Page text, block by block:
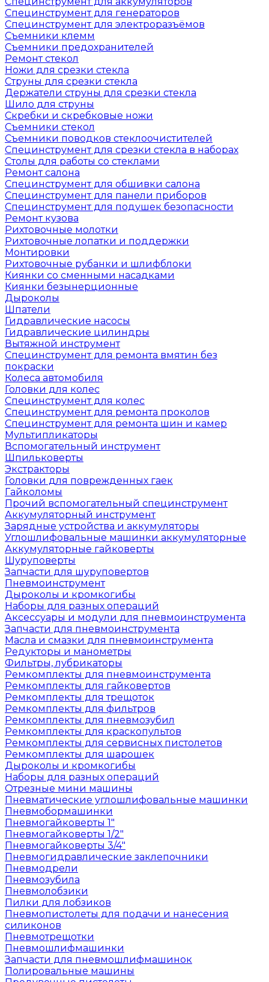
Специнструмент для генераторов
Специнструмент для электроразъёмов
Съемники клемм
Съемники предохранителей
Ремонт стекол
Ножи для срезки стекла
Струны для срезки стекла
Держатели струны для срезки стекла
Шило для струны
Скребки и скребковые ножи
Съемники стекол
Съемники поводков стеклоочистителей
Специнструмент для срезки стекла в наборах
Столы для работы со стеклами
Ремонт салона
Специнструмент для обшивки салона
Специнструмент для панели приборов
Специнструмент для подушек безопасности
Ремонт кузова
Рихтовочные молотки
Рихтовочные лопатки и поддержки
Монтировки
Рихтовочные рубанки и шлифблоки
Киянки со сменными насадками
Киянки безынерционные
Дыроколы
Шпатели
Гидравлические насосы
Гидравлические цилиндры
Вытяжной инструмент
Специнструмент для ремонта вмятин без
покраски
Колеса автомобиля
Головки для колес
Специнструмент для колес
Специнструмент для ремонта проколов
Специнструмент для ремонта шин и камер
Мультипликаторы
Вспомогательный инструмент
Шпильковерты
Экстракторы
Головки для поврежденных гаек
Гайколомы
Прочий вспомогательный специнструмент
Аккумуляторный инструмент
Зарядные устройства и аккумуляторы
Углошлифовальные машинки аккумуляторные
Аккумуляторные гайковерты
Шуруповерты
Запчасти для шуруповертов
Пневмоинструмент
Дыроколы и кромкогибы
Наборы для разных операций
Аксессуары и модули для пневмоинструмента
Запчасти для пневмоинструмента
Масла и смазки для пневмоинструмента
Редукторы и манометры
Фильтры, лубрикаторы
Ремкомплекты для пневмоинструмента
Ремкомплекты для гайковертов
Ремкомплекты для трещоток
Ремкомплекты для фильтров
Ремкомплекты для пневмозубил
Ремкомплекты для краскопультов
Ремкомплекты для сервисных пистолетов
Ремкомплекты для шарошек
Дыроколы и кромкогибы
Наборы для разных операций
Отрезные мини машины
Пневматические углошлифовальные машинки
Пневмобормашинки
Пневмогайковерты 1"
Пневмогайковерты 1/2"
Пневмогайковерты 3/4"
Пневмогидравлические заклепочники
Пневмодрели
Пневмозубила
Пневмолобзики
Пилки для лобзиков
Пневмопистолеты для подачи и нанесения
силиконов
Пневмотрещотки
Пневмошлифмашинки
Запчасти для пневмошлифмашинок
Полировальные машины